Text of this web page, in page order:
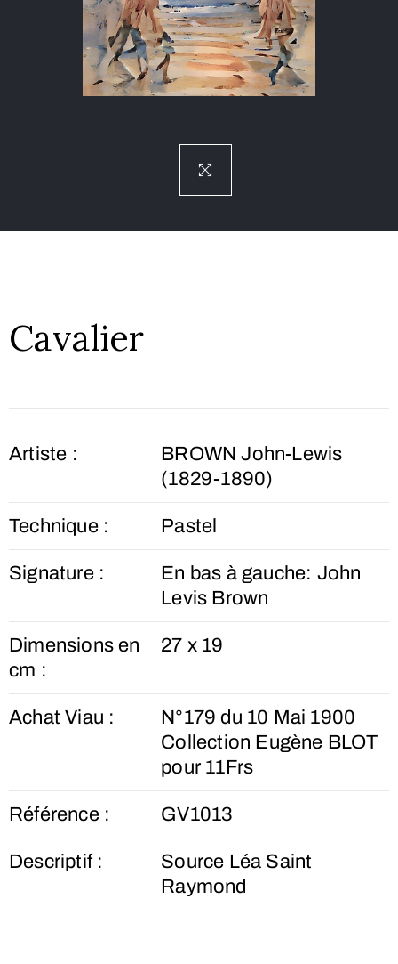
Cavalier
Artiste :
BROWN John-Lewis
(1829-1890)
Technique : Pastel
Signature :
En bas à gauche: John
Levis Brown
Dimensions en
cm :
27 x 19
Achat Viau :
N°179 du 10 Mai 1900
Collection Eugène BLOT
pour 11Frs
Référence : GV1013
Descriptif :
Source Léa Saint
Raymond